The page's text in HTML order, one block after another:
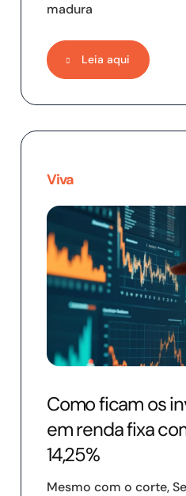
madura
Leia aqui
Viva
Como ficam os
em renda fixa
14,25%
Mesmo com o corte,